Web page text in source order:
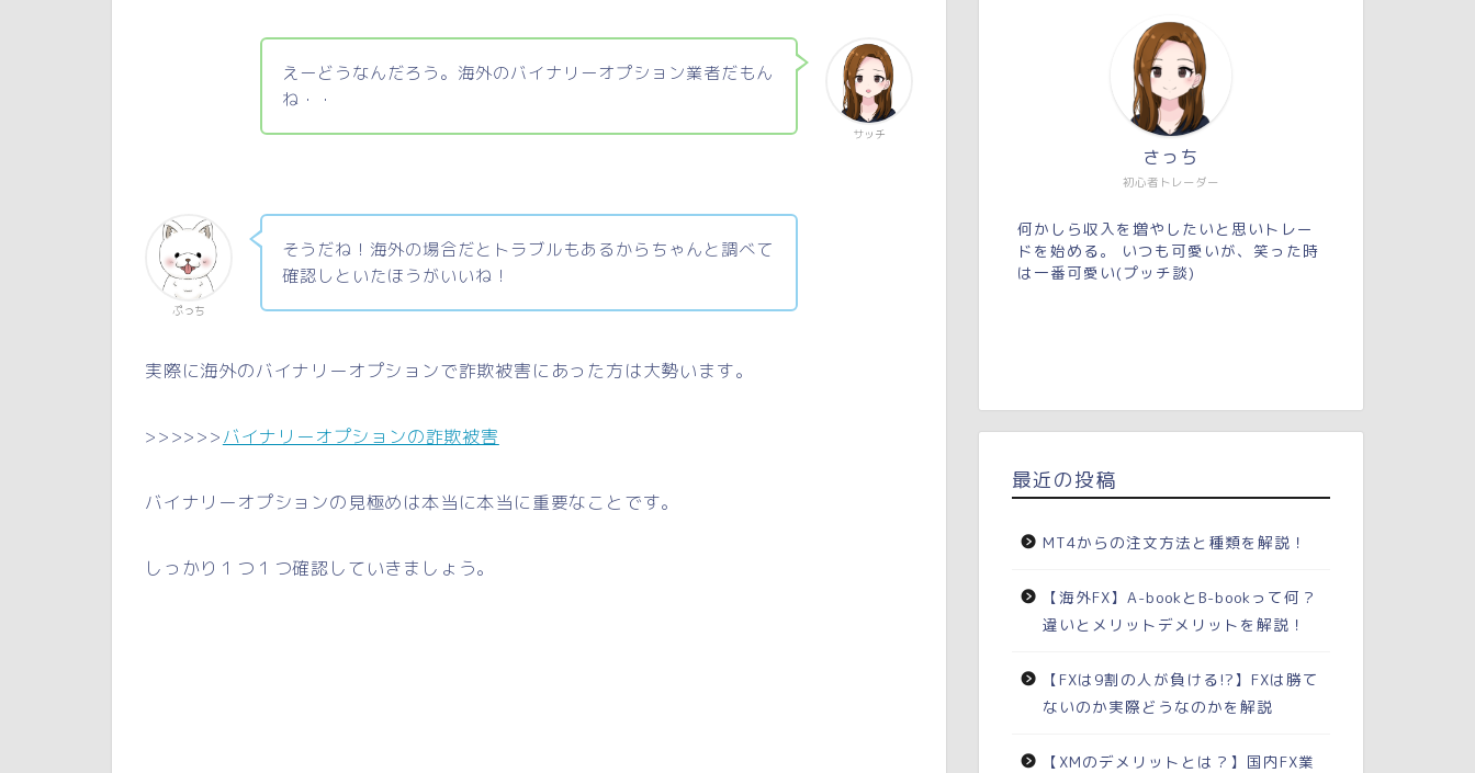
サッチ
えーどうなんだろう。海外のバイナリーオプション業者だもん
ね・・
ぷっち
そうだね！海外の場合だとトラブルもあるからちゃんと調べて
確認しといたほうがいいね！
実際に海外のバイナリーオプションで詐欺被害にあった方は大勢います。
>>>>>>バイナリーオプションの詐欺被害
バイナリーオプションの見極めは本当に本当に重要なことです。
しっかり１つ１つ確認していきましょう。
初心者トレーダー
さっち
何かしら収入を増やしたいと思いトレー
ドを始める。 いつも可愛いが、笑った時
は一番可愛い(プッチ談)
最近の投稿
MT4からの注文方法と種類を解説！
【海外FX】A-bookとB-bookって何？
違いとメリットデメリットを解説！
【FXは9割の人が負ける!?】FXは勝て
ないのか実際どうなのかを解説
【XMのデメリットとは？】国内FX業